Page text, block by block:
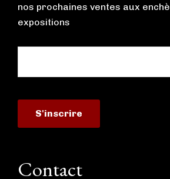
nos prochaines ventes aux
expositions
Contact